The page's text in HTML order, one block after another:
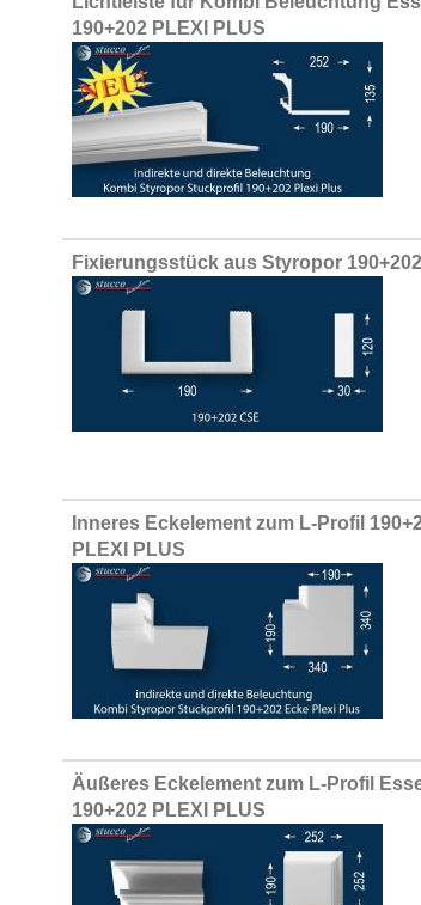
product
items
190+202 PLEXI PLUS
Fixierungsstück aus Styropor
Inneres Eckelement zum L-Profil
PLEXI PLUS
Äußeres Eckelement zum L-Profil
190+202 PLEXI PLUS